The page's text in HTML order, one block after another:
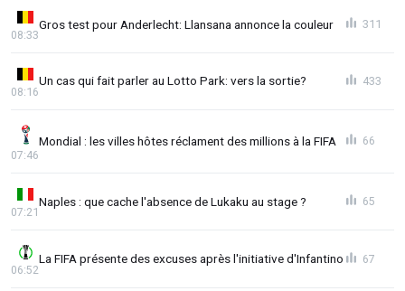
Gros test pour Anderlecht: Llansana annonce la couleur
08:33
311
Un cas qui fait parler au Lotto Park: vers la sortie?
08:16
433
Mondial : les villes hôtes réclament des millions à la FIFA
07:46
66
Naples : que cache l'absence de Lukaku au stage ?
07:21
65
La FIFA présente des excuses après l'initiative d'Infantino
06:52
67